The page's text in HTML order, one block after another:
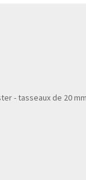
- tasseaux de 20